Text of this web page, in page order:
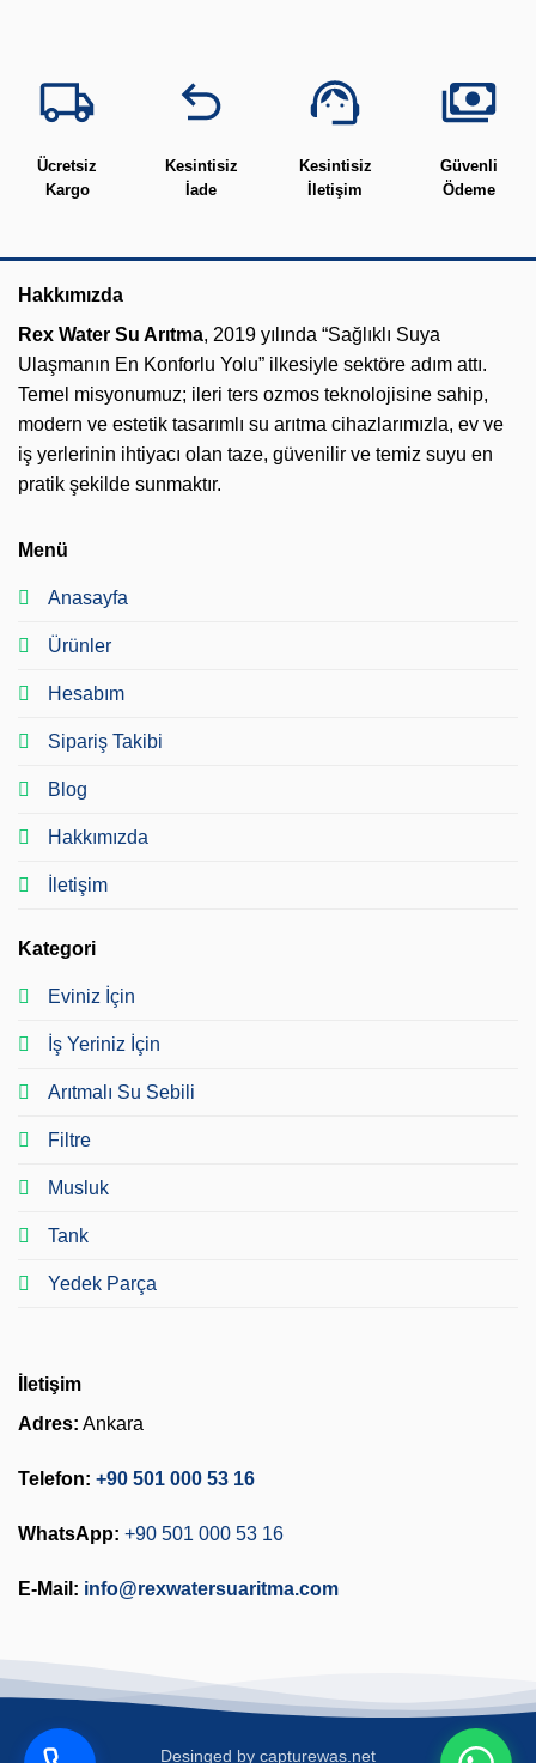
Ücretsiz
Kargo
Kesintisiz
İade
Kesintisiz
İletişim
Güvenli
Ödeme
Hakkımızda
Rex Water Su Arıtma, 2019 yılında “Sağlıklı Suya
Ulaşmanın En Konforlu Yolu” ilkesiyle sektöre adım attı.
Temel misyonumuz; ileri ters ozmos teknolojisine sahip,
modern ve estetik tasarımlı su arıtma cihazlarımızla, ev ve
iş yerlerinin ihtiyacı olan taze, güvenilir ve temiz suyu en
pratik şekilde sunmaktır.
Menü
Anasayfa
Ürünler
Hesabım
Sipariş Takibi
Blog
Hakkımızda
İletişim
Kategori
Eviniz İçin
İş Yeriniz İçin
Arıtmalı Su Sebili
Filtre
Musluk
Tank
Yedek Parça
İletişim
Adres: Ankara
Telefon: +90 501 000 53 16
WhatsApp: +90 501 000 53 16
E-Mail: info@rexwatersuaritma.com
Desinged by capturewas.net